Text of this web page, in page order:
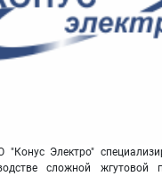
"Конус Электро"
сложной жгутовой